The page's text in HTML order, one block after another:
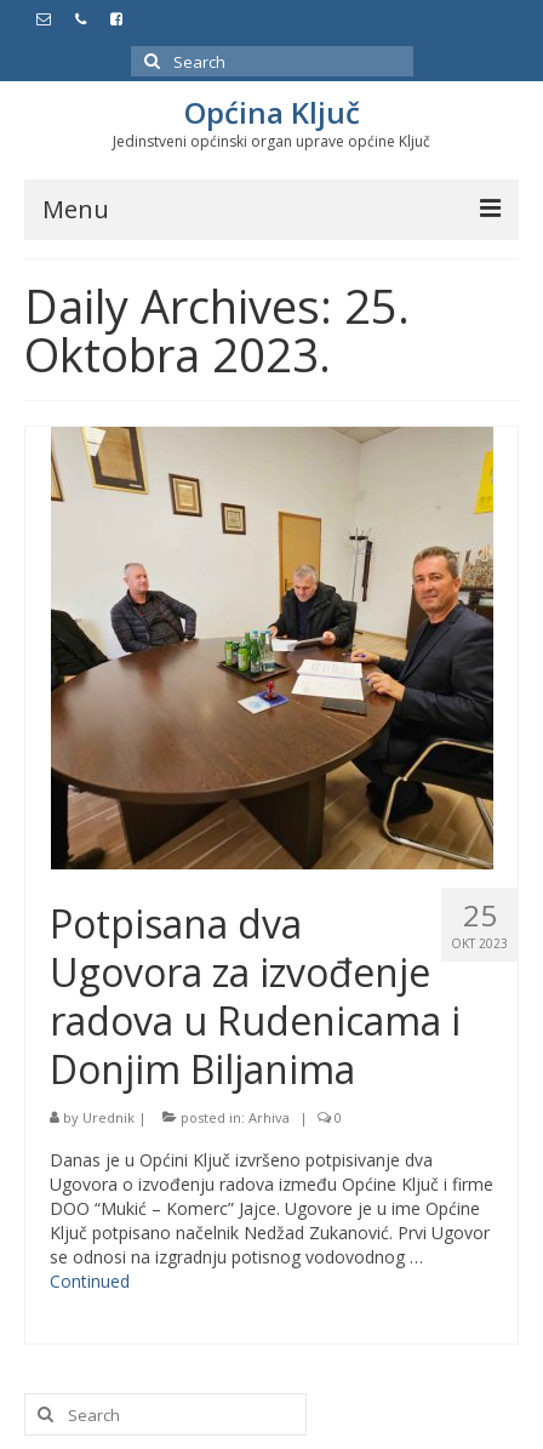
Search
for:
Općina Ključ
Jedinstveni općinski organ uprave općine Ključ
Menu
Službeni glasnici
Javne nabavke
Značajni datumi i manifestacije
Program energetske efikasnosti u stambenom
sektoru
Daily Archives: 25.
Oktobra 2023.
25
OKT 2023
Potpisana dva
Ugovora za izvođenje
radova u Rudenicama i
Donjim Biljanima
by Urednik | posted in: Arhiva | 0
Danas je u Općini Ključ izvršeno potpisivanje dva
Ugovora o izvođenju radova između Općine Ključ i firme
DOO “Mukić – Komerc” Jajce. Ugovore je u ime Općine
Ključ potpisano načelnik Nedžad Zukanović. Prvi Ugovor
se odnosi na izgradnju potisnog vodovodnog …
Continued
Search
for: